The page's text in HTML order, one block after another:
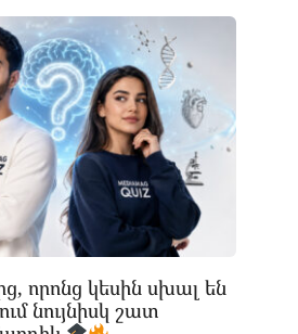
որոնց կեսին սխալ են
նույնիսկ շատ